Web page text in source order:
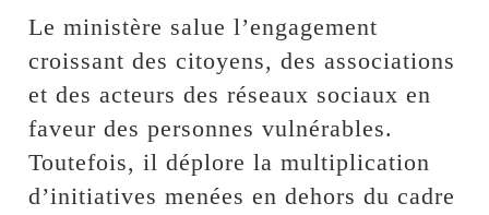
Le ministère salue l’engagement
croissant des citoyens, des associations
et des acteurs des réseaux sociaux en
faveur des personnes vulnérables.
Toutefois, il déplore la multiplication
d’initiatives menées en dehors du cadre